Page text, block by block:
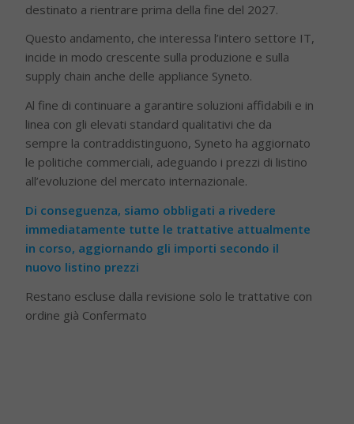
destinato a rientrare prima della fine del 2027.
Questo andamento, che interessa l’intero settore IT,
incide in modo crescente sulla produzione e sulla
supply chain anche delle appliance Syneto.
Al fine di continuare a garantire soluzioni affidabili e in
linea con gli elevati standard qualitativi che da
sempre la contraddistinguono, Syneto ha aggiornato
le politiche commerciali, adeguando i prezzi di listino
all’evoluzione del mercato internazionale.
Di conseguenza, siamo obbligati a rivedere
immediatamente tutte le trattative attualmente
in corso, aggiornando gli importi secondo il
nuovo listino prezzi
Restano escluse dalla revisione solo le trattative con
ordine già Confermato